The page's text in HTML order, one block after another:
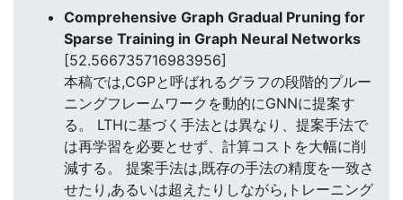
Comprehensive Graph Gradual Pruning for
Sparse Training in Graph Neural Networks
[52.566735716983956]
本稿では,CGPと呼ばれるグラフの段階的プルー
ニングフレームワークを動的にGNNに提案す
る。 LTHに基づく手法とは異なり、提案手法で
は再学習を必要とせず、計算コストを大幅に削
減する。 提案手法は,既存の手法の精度を一致さ
せたり,あるいは超えたりしながら,トレーニング